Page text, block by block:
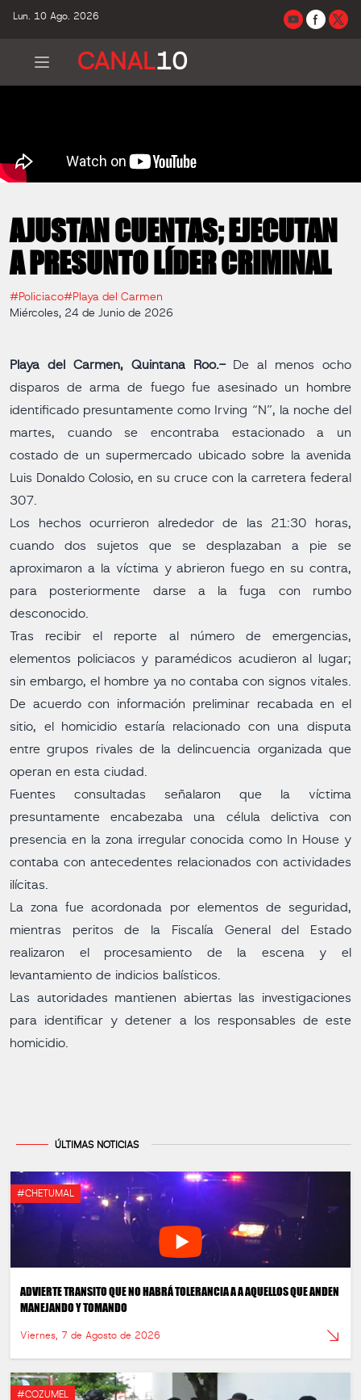
Lun. 10 Ago. 2026
CANAL10
AJUSTAN CUENTAS; EJECUTAN
A PRESUNTO LÍDER CRIMINAL
#Policiaco#Playa del Carmen
Miércoles, 24 de Junio de 2026
Playa del Carmen, Quintana Roo.-De al menos ocho
disparos de arma de fuego fue asesinado un hombre
identificado presuntamente como Irving “N”, la noche del
martes, cuando se encontraba estacionado a un
costado de un supermercado ubicado sobre la avenida
Luis Donaldo Colosio, en su cruce con la carretera federal
307.
Los hechos ocurrieron alrededor de las 21:30 horas,
cuando dos sujetos que se desplazaban a pie se
aproximaron a la víctima y abrieron fuego en su contra,
para posteriormente darse a la fuga con rumbo
desconocido.
Tras recibir el reporte al número de emergencias,
elementos policiacos y paramédicos acudieron al lugar;
sin embargo, el hombre ya no contaba con signos vitales.
De acuerdo con información preliminar recabada en el
sitio, el homicidio estaría relacionado con una disputa
entre grupos rivales de la delincuencia organizada que
operan en esta ciudad.
Fuentes consultadas señalaron que la víctima
presuntamente encabezaba una célula delictiva con
presencia en la zona irregular conocida como In House y
contaba con antecedentes relacionados con actividades
ilícitas.
La zona fue acordonada por elementos de seguridad,
mientras peritos de la Fiscalía General del Estado
realizaron el procesamiento de la escena y el
levantamiento de indicios balísticos.
Las autoridades mantienen abiertas las investigaciones
para identificar y detener a los responsables de este
homicidio.
ÚLTIMAS NOTICIAS
#CHETUMAL
ADVIERTE TRANSITO QUE NO HABRÁ TOLERANCIA A A AQUELLOS QUE ANDEN
MANEJANDO Y TOMANDO
Viernes, 7 de Agosto de 2026
#COZUMEL